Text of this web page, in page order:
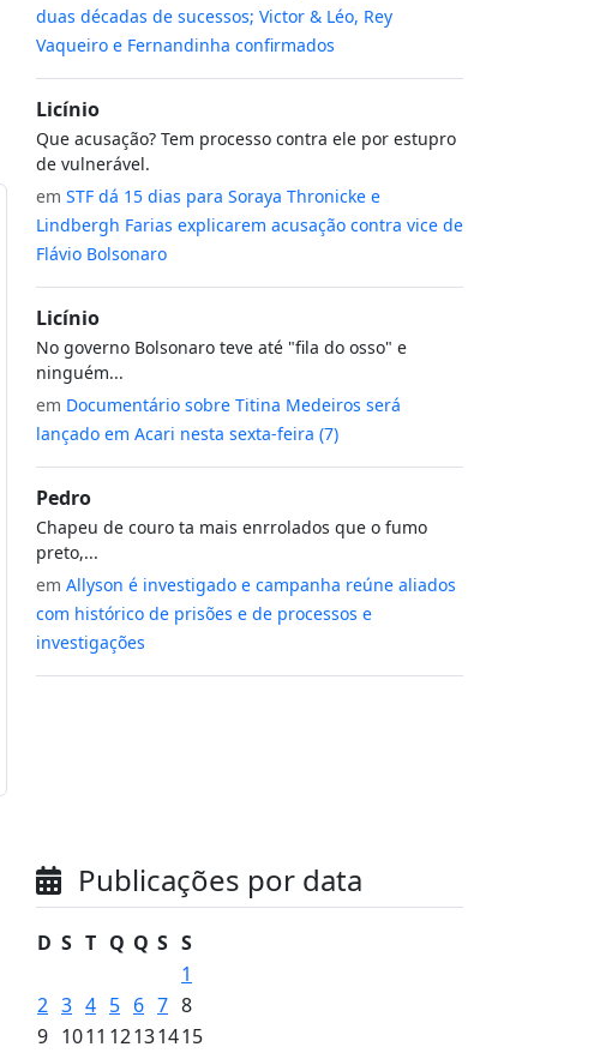
duas décadas de sucessos; Victor & Léo, Rey
Vaqueiro e Fernandinha confirmados
Licínio
Que acusação? Tem processo contra ele por estupro
de vulnerável.
em STF dá 15 dias para Soraya Thronicke e
Lindbergh Farias explicarem acusação contra vice de
Flávio Bolsonaro
Licínio
No governo Bolsonaro teve até "fila do osso" e
ninguém...
em Documentário sobre Titina Medeiros será
lançado em Acari nesta sexta-feira (7)
Pedro
Chapeu de couro ta mais enrrolados que o fumo
preto,...
em Allyson é investigado e campanha reúne aliados
com histórico de prisões e de processos e
investigações
Publicações por data
D S T Q Q S S
1
2 3 4 5 6 7 8
9 1011 12131415